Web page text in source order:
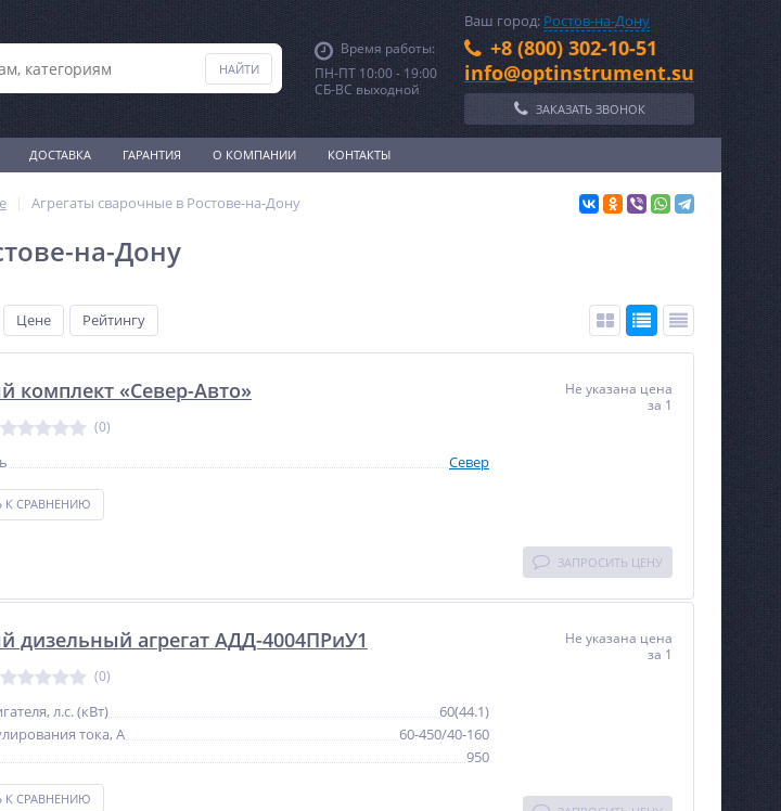
Время работы:
ПН-ПТ 10:00 - 19:00
СБ-ВС выходной
Ваш город: Ростов-на-Дону
+8 (800) 302-10-51
info@optinstrument.su
ЗАКАЗАТЬ ЗВОНОК
ДОСТАВКА ГАРАНТИЯ О КОМПАНИИ КОНТАКТЫ
Агрегаты сварочные в Ростове-на-Дону
на-Дону
Цене Рейтингу
комплект «Север-Авто»
(0)
Север
К СРАВНЕНИЮ
Не указана цена
за 1
ЗАПРОСИТЬ ЦЕНУ
дизельный агрегат АДД-4004ПРиУ1
(0)
л.с. (кВт)
60(44.1)
тока, А
60-450/40-160
950
К СРАВНЕНИЮ
Не указана цена
за 1